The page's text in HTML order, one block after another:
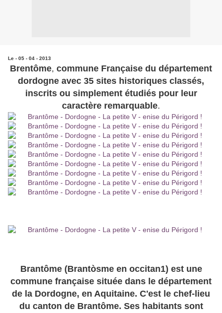
Le - 05 - 04 - 2013
Brentôme, commune Française du département
dordogne avec 35 sites historiques classés,
inscrits ou simplement étudiés pour leur
caractère remarquable.
Brantôme (Brantòsme en occitan1) est une
commune française située dans le département
de la Dordogne, en Aquitaine. C'est le chef-lieu
du canton de Brantôme. Ses habitants sont